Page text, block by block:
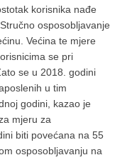
korisnika nađe
osposobljavanje
Većina te mjere
se pri
se u 2018. godini
u tim
godini, kazao je
mjeru za
biti povećana na 55
osposobljavanju na